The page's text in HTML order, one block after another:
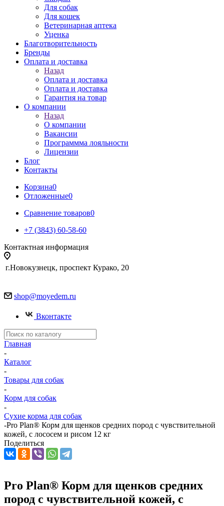
Для собак
Для кошек
Ветеринарная аптека
Уценка
Благотворительность
Бренды
Оплата и доставка
Назад
Оплата и доставка
Оплата и доставка
Гарантия на товар
О компании
Назад
О компании
Вакансии
Программма лояльности
Лицензии
Блог
Контакты
Корзина0
Отложенные0
Сравнение товаров0
+7 (3843) 60-58-60
Контактная информация
г.Новокузнецк, проспект Курако, 20
shop@moyedem.ru
Вконтакте
Главная
-
Каталог
-
Товары для собак
-
Корм для собак
-
Сухие корма для собак
-Pro Plan® Корм для щенков средних пород с чувствительной
кожей, с лососем и рисом 12 кг
Поделиться
Pro Plan® Корм для щенков средних
пород с чувствительной кожей, с